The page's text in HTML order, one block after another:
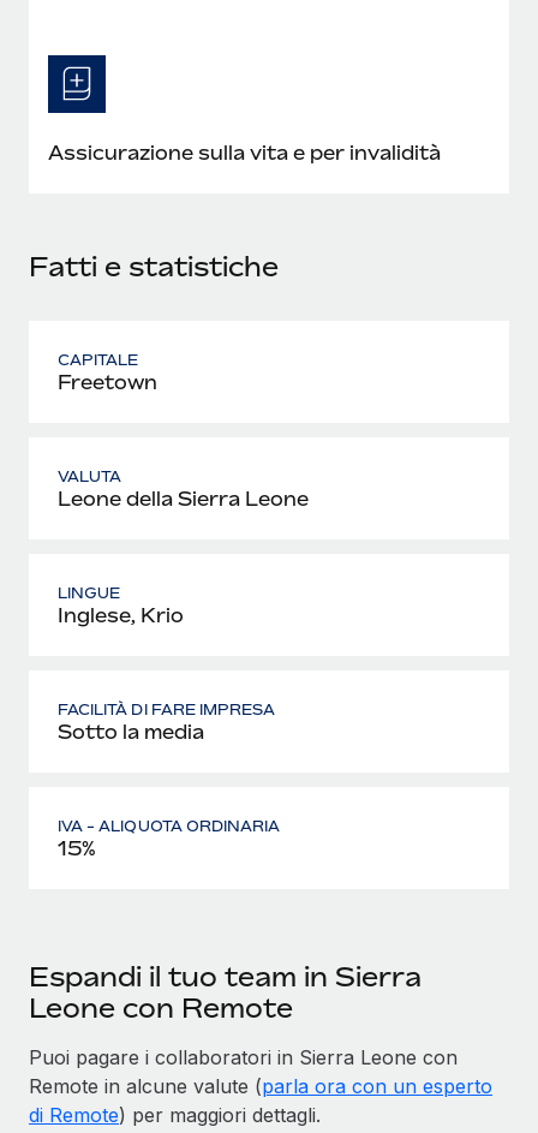
Assicurazione sulla vita e per invalidità
Fatti e statistiche
CAPITALE
Freetown
VALUTA
Leone della Sierra Leone
LINGUE
Inglese, Krio
FACILITÀ DI FARE IMPRESA
Sotto la media
IVA - ALIQUOTA ORDINARIA
15%
Espandi il tuo team in Sierra
Leone con Remote
Puoi pagare i collaboratori in Sierra Leone con
Remote in alcune valute (parla ora con un esperto
di Remote) per maggiori dettagli.